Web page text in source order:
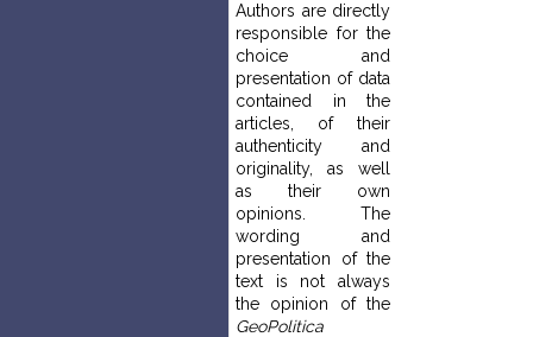
Authors are directly
responsible for the
choice and
presentation of data
contained in the
articles, of their
authenticity and
originality, as well
as their own
opinions. The
wording and
presentation of the
text is not always
the opinion of the
GeoPolitica